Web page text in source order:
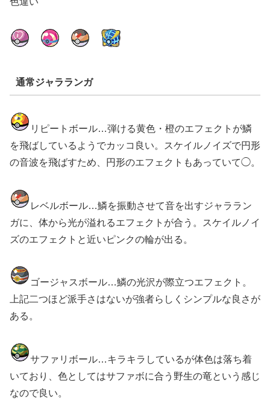
通常ジャラランガ
リピートボール…弾ける黄色・橙のエフェクトが鱗
を飛ばしているようでカッコ良い。スケイルノイズで円形
の音波を飛ばすため、円形のエフェクトもあっていて◯。
レベルボール…鱗を振動させて音を出すジャララン
ガに、体から光が溢れるエフェクトが合う。スケイルノイ
ズのエフェクトと近いピンクの輪が出る。
ゴージャスボール…鱗の光沢が際立つエフェクト。
上記二つほど派手さはないが強者らしくシンプルな良さが
ある。
サファリボール…キラキラしているが体色は落ち着
いており、色としてはサファボに合う野生の竜という感じ
なので良い。